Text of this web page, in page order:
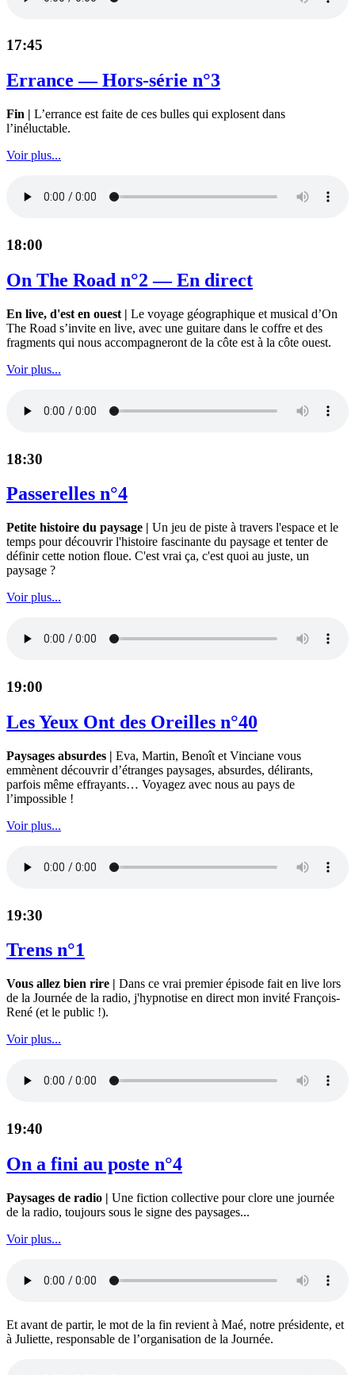
17:45
Errance — Hors-série n°3
Fin | L’errance est faite de ces bulles qui explosent dans
l’inéluctable.
Voir plus...
18:00
On The Road n°2 — En direct
En live, d'est en ouest | Le voyage géographique et musical d’On
The Road s’invite en live, avec une guitare dans le coffre et des
fragments qui nous accompagneront de la côte est à la côte ouest.
Voir plus...
18:30
Passerelles n°4
Petite histoire du paysage | Un jeu de piste à travers l'espace et le
temps pour découvrir l'histoire fascinante du paysage et tenter de
définir cette notion floue. C'est vrai ça, c'est quoi au juste, un
paysage ?
Voir plus...
19:00
Les Yeux Ont des Oreilles n°40
Paysages absurdes | Eva, Martin, Benoît et Vinciane vous
emmènent découvrir d’étranges paysages, absurdes, délirants,
parfois même effrayants… Voyagez avec nous au pays de
l’impossible !
Voir plus...
19:30
Trens n°1
Vous allez bien rire | Dans ce vrai premier épisode fait en live lors
de la Journée de la radio, j'hypnotise en direct mon invité François-
René (et le public !).
Voir plus...
19:40
On a fini au poste n°4
Paysages de radio | Une fiction collective pour clore une journée
de la radio, toujours sous le signe des paysages...
Voir plus...
Et avant de partir, le mot de la fin revient à Maé, notre présidente, et
à Juliette, responsable de l’organisation de la Journée.